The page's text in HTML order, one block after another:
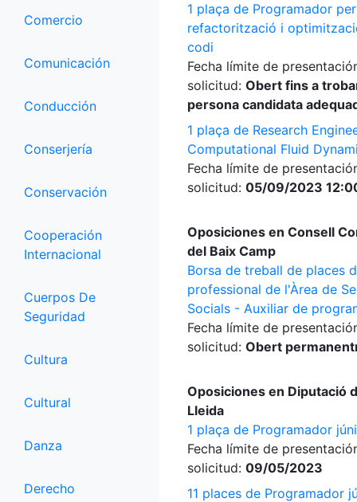
Comercio
Comunicación
Conducción
Conserjería
Conservación
Cooperación
Internacional
Cuerpos De
Seguridad
Cultura
Cultural
Danza
Derecho
1 plaça de Programador
refactorització i
codi
Fecha límite de
solicitud: Obert fins a
persona candidata
1 plaça de Research
Computational Fluid
Fecha límite de
solicitud: 05/09/2023
Oposiciones en Consell
del Baix Camp
Borsa de treball de places
professional de l'Àrea de
Socials - Auxiliar de
Fecha límite de
solicitud: Obert
Oposiciones en Diputació
Lleida
1 plaça de Programador
Fecha límite de
solicitud: 09/05/2023
11 places de Programador